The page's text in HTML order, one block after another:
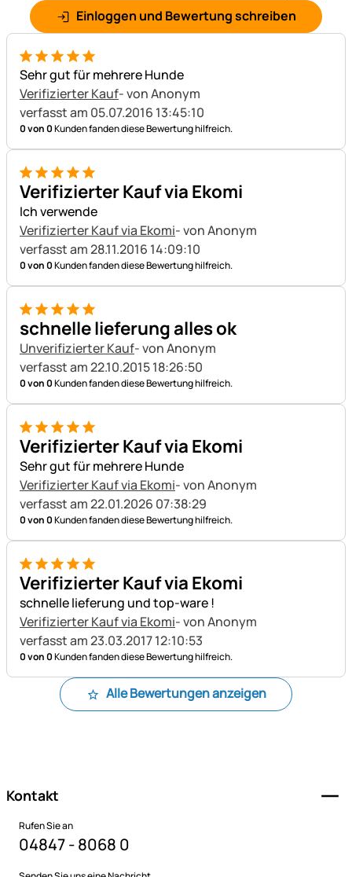
Einloggen und Bewertung schreiben
5 von 5
Sehr gut für mehrere Hunde
Verifizierter Kauf- von Anonym
verfasst am 05.07.2016 13:45:10
0 von 0Kunden fanden diese Bewertung hilfreich.
5 von 5
Verifizierter Kauf via Ekomi
Ich verwende
Verifizierter Kauf via Ekomi- von Anonym
verfasst am 28.11.2016 14:09:10
0 von 0Kunden fanden diese Bewertung hilfreich.
5 von 5
schnelle lieferung alles ok
Unverifizierter Kauf- von Anonym
verfasst am 22.10.2015 18:26:50
0 von 0Kunden fanden diese Bewertung hilfreich.
5 von 5
Verifizierter Kauf via Ekomi
Sehr gut für mehrere Hunde
Verifizierter Kauf via Ekomi- von Anonym
verfasst am 22.01.2026 07:38:29
0 von 0Kunden fanden diese Bewertung hilfreich.
5 von 5
Verifizierter Kauf via Ekomi
schnelle lieferung und top-ware !
Verifizierter Kauf via Ekomi- von Anonym
verfasst am 23.03.2017 12:10:53
0 von 0Kunden fanden diese Bewertung hilfreich.
Alle Bewertungen anzeigen
Kontakt
Rufen Sie an
04847 - 8068 0